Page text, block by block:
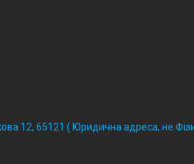
12, 65121 ( Юридична адреса, не